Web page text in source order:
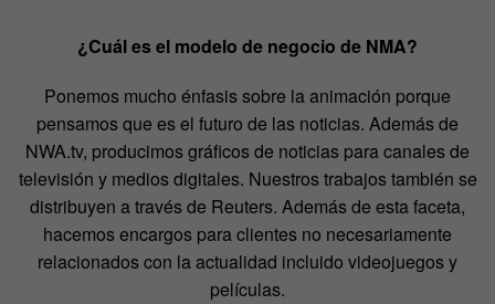
¿Cuál es el modelo de negocio de NMA?
Ponemos mucho énfasis sobre la animación porque
pensamos que es el futuro de las noticias. Además de
NWA.tv, producimos gráficos de noticias para canales de
televisión y medios digitales. Nuestros trabajos también se
distribuyen a través de Reuters. Además de esta faceta,
hacemos encargos para clientes no necesariamente
relacionados con la actualidad incluido videojuegos y
películas.